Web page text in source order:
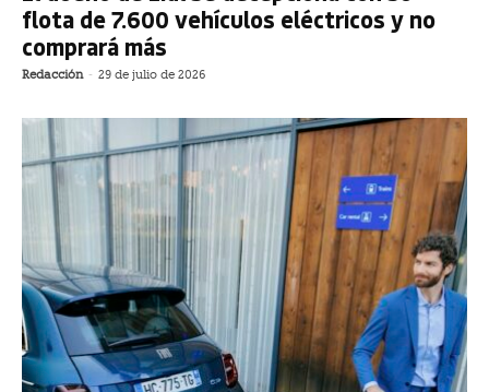
flota de 7.600 vehículos eléctricos y no
comprará más
Redacción - 29 de julio de 2026